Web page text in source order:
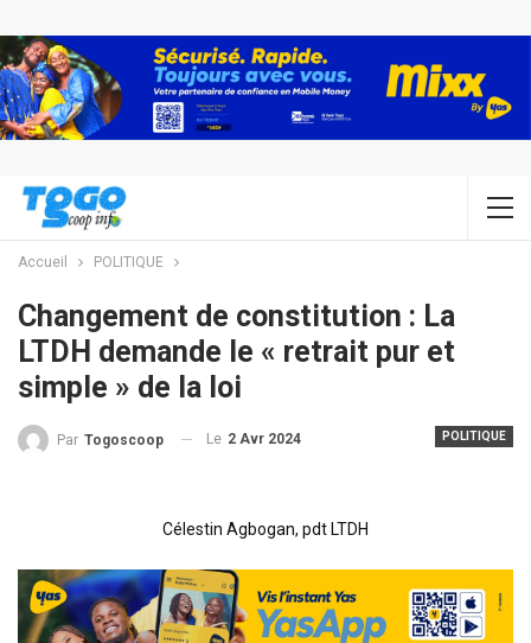
Accueil POLITIQUE
Changement de constitution : La
LTDH demande le « retrait pur et
simple » de la loi
POLITIQUE
Par Togoscoop Le 2 Avr 2024
Célestin Agbogan, pdt LTDH